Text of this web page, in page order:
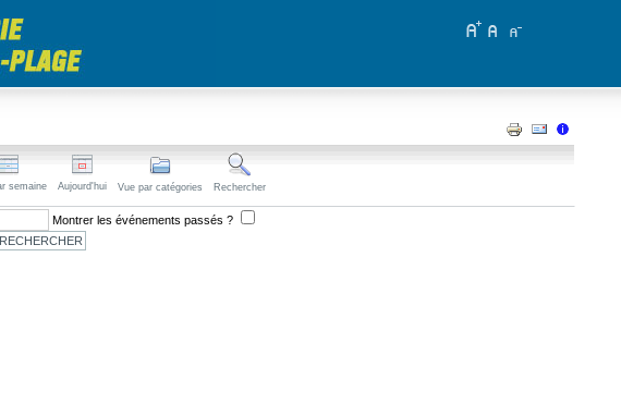
semaine Aujourd'hui Vue par catégories Rechercher
Montrer les événements passés ?